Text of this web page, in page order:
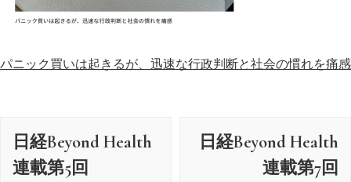
パニック買いは起きるが、迅速な行政判断と社会の慣れを痛感
稿
ナ
日経Beyond Health
連載第5回
日経Beyond Health
連載第7回